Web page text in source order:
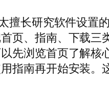
擅长研究软件设置
页、指南、下载三
先浏览首页了解核
指南再开始安装。